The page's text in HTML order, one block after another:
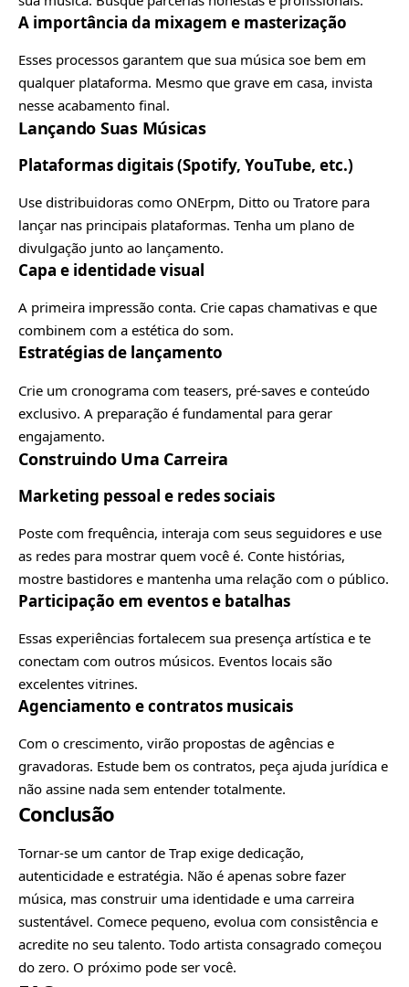
A importância da mixagem e masterização
Esses processos garantem que sua música soe bem em
qualquer plataforma. Mesmo que grave em casa, invista
nesse acabamento final.
Lançando Suas Músicas
Plataformas digitais (Spotify, YouTube, etc.)
Use distribuidoras como ONErpm, Ditto ou Tratore para
lançar nas principais plataformas. Tenha um plano de
divulgação junto ao lançamento.
Capa e identidade visual
A primeira impressão conta. Crie capas chamativas e que
combinem com a estética do som.
Estratégias de lançamento
Crie um cronograma com teasers, pré-saves e conteúdo
exclusivo. A preparação é fundamental para gerar
engajamento.
Construindo Uma Carreira
Marketing pessoal e redes sociais
Poste com frequência, interaja com seus seguidores e use
as redes para mostrar quem você é. Conte histórias,
mostre bastidores e mantenha uma relação com o público.
Participação em eventos e batalhas
Essas experiências fortalecem sua presença artística e te
conectam com outros músicos. Eventos locais são
excelentes vitrines.
Agenciamento e contratos musicais
Com o crescimento, virão propostas de agências e
gravadoras. Estude bem os contratos, peça ajuda jurídica e
não assine nada sem entender totalmente.
Conclusão
Tornar-se um cantor de Trap exige dedicação,
autenticidade e estratégia. Não é apenas sobre fazer
música, mas construir uma identidade e uma carreira
sustentável. Comece pequeno, evolua com consistência e
acredite no seu talento. Todo artista consagrado começou
do zero. O próximo pode ser você.